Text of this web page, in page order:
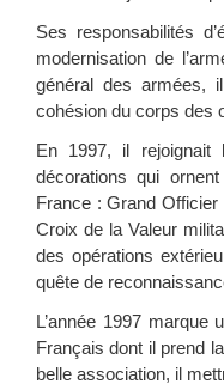
Ses responsabilités
modernisation de
général des armées,
cohésion du corps des
En 1997, il
décorations qui
France : Grand Officier
Croix de la Valeur
des opérations
quête de
L’année 1997
Français dont il prend
belle association, il